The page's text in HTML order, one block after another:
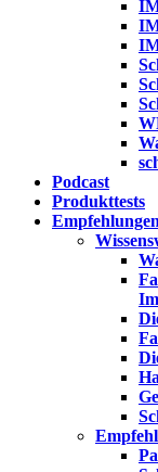
Podcast
Produkttests
Empfehlungen